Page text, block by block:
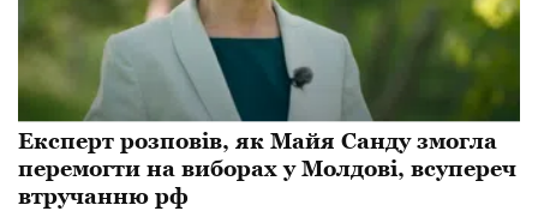
Експерт розповів, як Майя Санду змогла
перемогти на виборах у Молдові, всупереч
втручанню рф